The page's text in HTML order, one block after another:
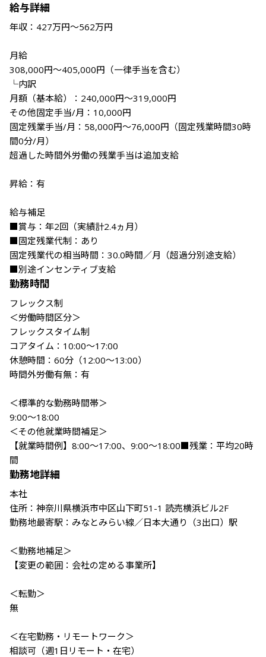
給与詳細
年収：427万円～562万円
月給
308,000円～405,000円（一律手当を含む）
└内訳
月額（基本給）：240,000円～319,000円
その他固定手当/月：10,000円
固定残業手当/月：58,000円～76,000円（固定残業時間30時
間0分/月）
超過した時間外労働の残業手当は追加支給
昇給：有
給与補足
■賞与：年2回（実績計2.4ヵ月）
■固定残業代制：あり
固定残業代の相当時間：30.0時間／月（超過分別途支給）
■別途インセンティブ支給
勤務時間
フレックス制
＜労働時間区分＞
フレックスタイム制
コアタイム：10:00～17:00
休憩時間：60分（12:00～13:00）
時間外労働有無：有
＜標準的な勤務時間帯＞
9:00～18:00
＜その他就業時間補足＞
【就業時間例】8:00～17:00、9:00～18:00■残業：平均20時
間
勤務地詳細
本社
住所：神奈川県横浜市中区山下町51-1 読売横浜ビル2F
勤務地最寄駅：みなとみらい線／日本大通り（3出口）駅
＜勤務地補足＞
【変更の範囲：会社の定める事業所】
＜転勤＞
無
＜在宅勤務・リモートワーク＞
相談可（週1日リモート・在宅）